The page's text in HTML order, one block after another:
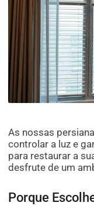
As nossas
controlar a luz e
para restaurar a
desfrute de um
Porque